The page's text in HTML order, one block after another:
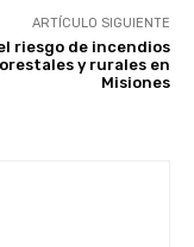
ARTÍCULO SIGUIENTE
riesgo de incendios
y rurales en
Misiones